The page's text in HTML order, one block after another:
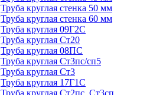
Труба круглая стенка 50 мм
Труба круглая стенка 60 мм
Труба круглая 09Г2С
Труба круглая Ст20
Труба круглая 08ПС
Труба круглая Ст3пс/сп5
Труба круглая Ст3
Труба круглая 17Г1С
Труба круглая Ст2пс, Ст3сп